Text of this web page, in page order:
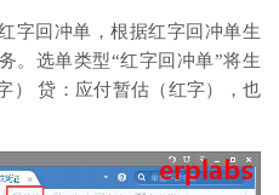
字回冲单，根据红字回冲单生
。选单类型“红字回冲单”将生
） 贷：应付暂估（红字），也